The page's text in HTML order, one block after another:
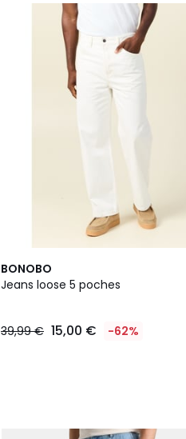
BONOBO
Jeans loose 5 poches
39,99 € 15,00 € -62%